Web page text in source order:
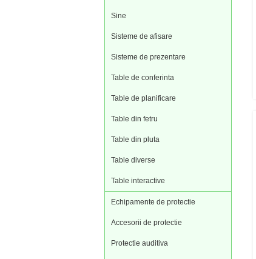
Sine
Sisteme de afisare
Sisteme de prezentare
Table de conferinta
Table de planificare
Table din fetru
Table din pluta
Table diverse
Table interactive
Echipamente de protectie
Accesorii de protectie
Protectie auditiva